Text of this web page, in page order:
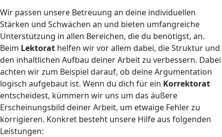
Wir passen unsere Betreuung an deine individuellen
Stärken und Schwächen an und bieten umfangreiche
Unterstützung in allen Bereichen, die du benötigst, an.
Beim Lektorat helfen wir vor allem dabei, die Struktur und
den inhaltlichen Aufbau deiner Arbeit zu verbessern. Dabei
achten wir zum Beispiel darauf, ob deine Argumentation
logisch aufgebaut ist. Wenn du dich für ein Korrektorat
entscheidest, kümmern wir uns um das äußere
Erscheinungsbild deiner Arbeit, um etwaige Fehler zu
korrigieren. Konkret besteht unsere Hilfe aus folgenden
Leistungen: